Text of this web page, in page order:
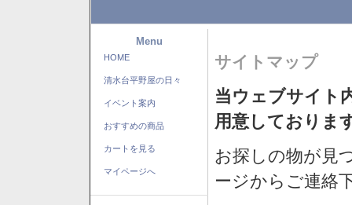
Menu
HOME
清水台平野屋の日々
イベント案内
おすすめの商品
カートを見る
マイページへ
サイトマップ
当ウェブサイト
用意しておりま
お探しの物が見
ージからご連絡